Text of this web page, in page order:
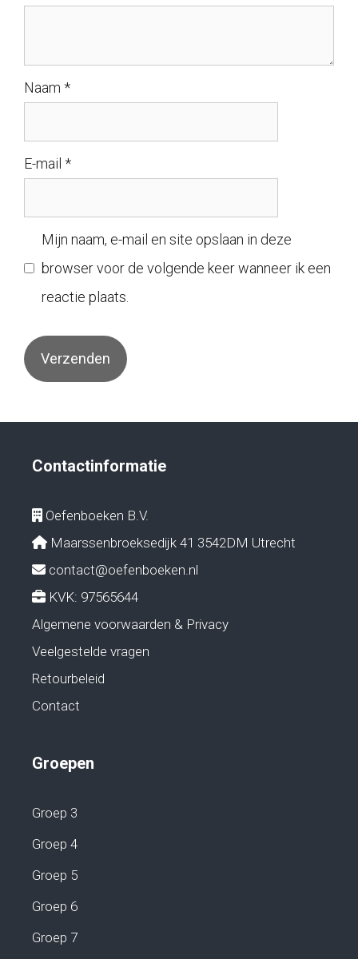
Naam *
E-mail *
Mijn naam, e-mail en site opslaan in deze
browser voor de volgende keer wanneer ik een
reactie plaats.
Contactinformatie
Oefenboeken B.V.
Maarssenbroeksedijk 41 3542DM Utrecht
contact@oefenboeken.nl
KVK: 97565644
Algemene voorwaarden & Privacy
Veelgestelde vragen
Retourbeleid
Contact
Groepen
Groep 3
Groep 4
Groep 5
Groep 6
Groep 7